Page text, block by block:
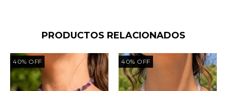
PRODUCTOS RELACIONADOS
40% OFF 40% OFF